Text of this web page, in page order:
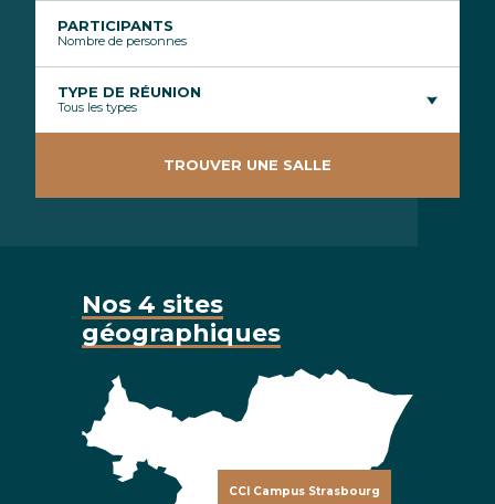
PARTICIPANTS
TYPE DE RÉUNION
Tous les types
TROUVER UNE SALLE
Nos 4 sites
géographiques
CCI Campus Strasbourg